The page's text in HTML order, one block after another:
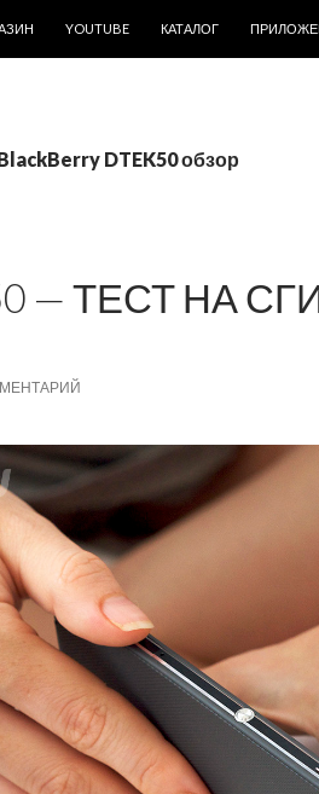
YOUTUBE КАТАЛОГ
DTEK50 обзор
— ТЕСТ НА